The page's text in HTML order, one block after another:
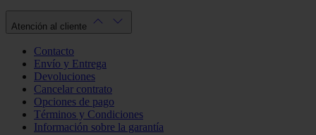
Atención al cliente
Contacto
Envío y Entrega
Devoluciones
Cancelar contrato
Opciones de pago
Términos y Condiciones
Información sobre la garantía